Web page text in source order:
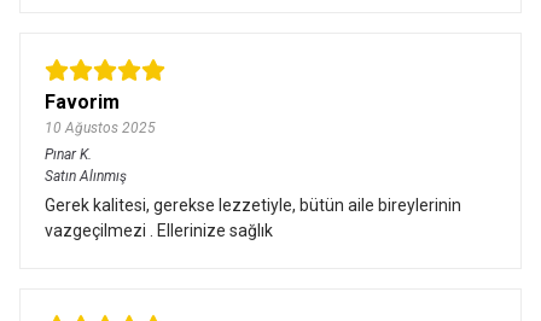
Favorim
10 Ağustos 2025
Pınar K.
Satın Alınmış
Gerek kalitesi, gerekse lezzetiyle, bütün aile bireylerinin
vazgeçilmezi . Ellerinize sağlık